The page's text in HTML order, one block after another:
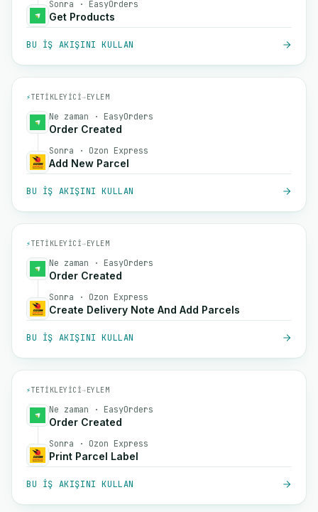
Sonra · EasyOrders
Get Products
BU IŞ AKIŞINI KULLAN
⚡TETIKLEYICI→EYLEM
Ne zaman · EasyOrders
Order Created
Sonra · Ozon Express
Add New Parcel
BU IŞ AKIŞINI KULLAN
⚡TETIKLEYICI→EYLEM
Ne zaman · EasyOrders
Order Created
Sonra · Ozon Express
Create Delivery Note And Add Parcels
BU IŞ AKIŞINI KULLAN
⚡TETIKLEYICI→EYLEM
Ne zaman · EasyOrders
Order Created
Sonra · Ozon Express
Print Parcel Label
BU IŞ AKIŞINI KULLAN